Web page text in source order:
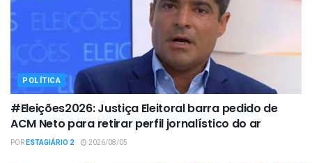
POLÍTICA
#Eleições2026: Justiça Eleitoral barra pedido de
ACM Neto para retirar perfil jornalístico do ar
PORESTAGIÁRIO 2 2026/08/05